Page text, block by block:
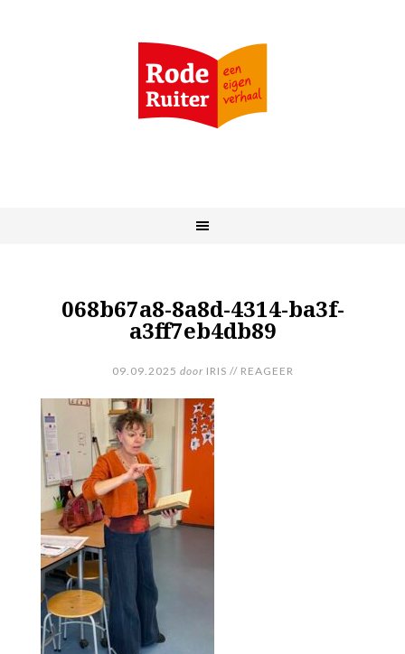
068b67a8-8a8d-4314-ba3f-
a3ff7eb4db89
09.09.2025 door IRIS // REAGEER